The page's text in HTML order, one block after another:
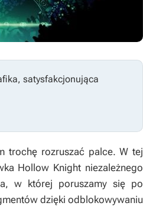
satysfakcjonująca
trochę rozruszać palce. W tej
Hollow Knight niezależnego
w której poruszamy się po
dzięki odblokowywaniu